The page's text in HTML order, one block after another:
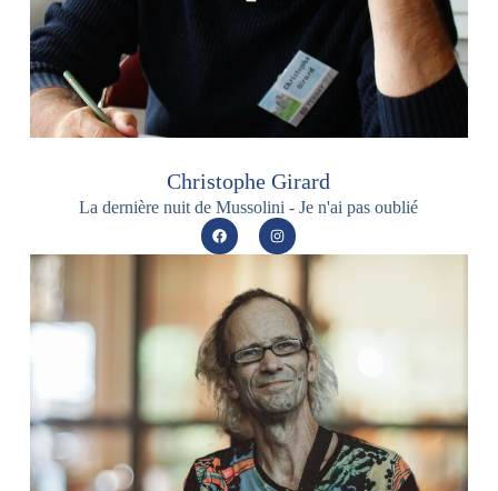
Christophe Girard
La dernière nuit de Mussolini - Je n'ai pas oublié